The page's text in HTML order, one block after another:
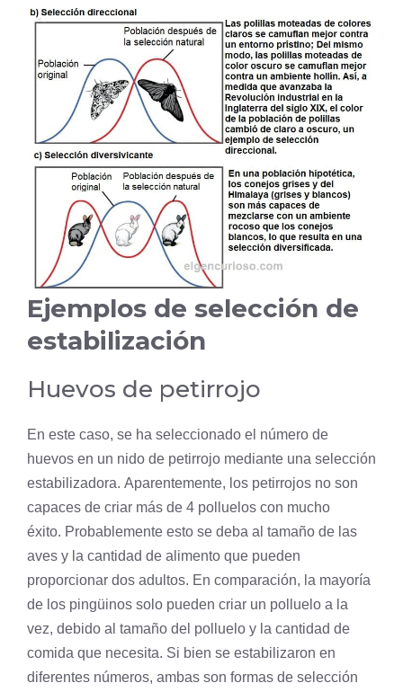
Ejemplos de selección de
estabilización
Huevos de petirrojo
En este caso, se ha seleccionado el número de
huevos en un nido de petirrojo mediante una selección
estabilizadora. Aparentemente, los petirrojos no son
capaces de criar más de 4 polluelos con mucho
éxito. Probablemente esto se deba al tamaño de las
aves y la cantidad de alimento que pueden
proporcionar dos adultos. En comparación, la mayoría
de los pingüinos solo pueden criar un polluelo a la
vez, debido al tamaño del polluelo y la cantidad de
comida que necesita. Si bien se estabilizaron en
diferentes números, ambas son formas de selección